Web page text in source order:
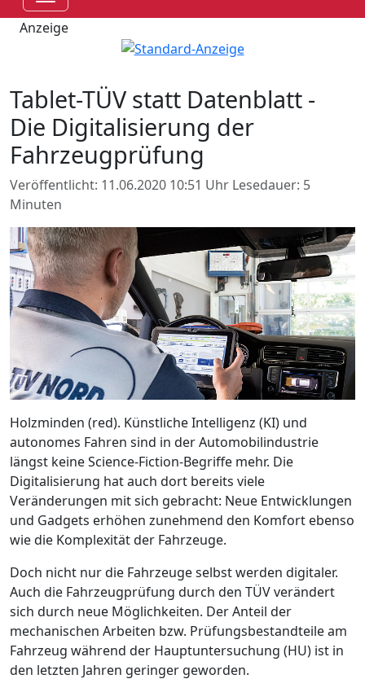
Anzeige
Tablet-TÜV statt Datenblatt -
Die Digitalisierung der
Fahrzeugprüfung
Veröffentlicht: 11.06.2020 10:51 Uhr Lesedauer: 5
Minuten
Holzminden (red). Künstliche Intelligenz (KI) und
autonomes Fahren sind in der Automobilindustrie
längst keine Science-Fiction-Begriffe mehr. Die
Digitalisierung hat auch dort bereits viele
Veränderungen mit sich gebracht: Neue Entwicklungen
und Gadgets erhöhen zunehmend den Komfort ebenso
wie die Komplexität der Fahrzeuge.
Doch nicht nur die Fahrzeuge selbst werden digitaler.
Auch die Fahrzeugprüfung durch den TÜV verändert
sich durch neue Möglichkeiten. Der Anteil der
mechanischen Arbeiten bzw. Prüfungsbestandteile am
Fahrzeug während der Hauptuntersuchung (HU) ist in
den letzten Jahren geringer geworden.